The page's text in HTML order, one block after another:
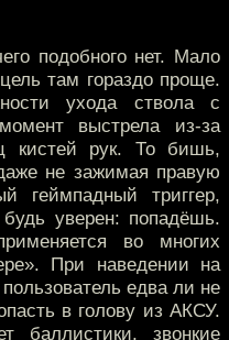
подобного нет. Мало
там гораздо проще.
ухода ствола с
выстрела из-за
кистей рук. То бишь,
не зажимая правую
геймпадный триггер,
уверен: попадёшь.
во многих
При наведении на
едва ли не
в голову из АКСУ.
звонкие